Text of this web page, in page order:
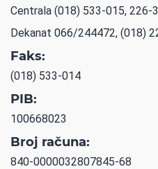
Centrala (018) 533-015, 226-
Dekanat 066/244472, (018)
Faks:
(018) 533-014
PIB:
100668023
Broj računa:
840-0000032807845-68